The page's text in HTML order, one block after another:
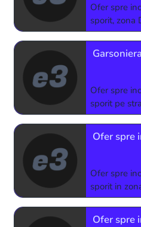
Ofer spre
sporit, zona Doi
detalii la
Ofer spre
sporit pe
multe
Ofer spre
Ofer spre
sporit in
telefon.
Ofer spre